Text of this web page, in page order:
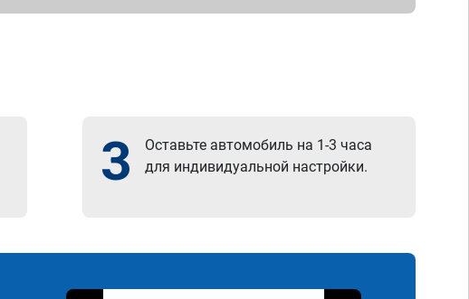
3
Оставьте автомобиль на 1-3 часа
для индивидуальной настройки.